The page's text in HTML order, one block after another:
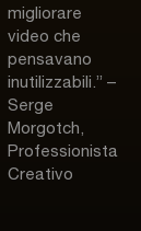
migliorare
video che
pensavano
inutilizzabili.” –
Serge
Morgotch,
Professionista
Creativo